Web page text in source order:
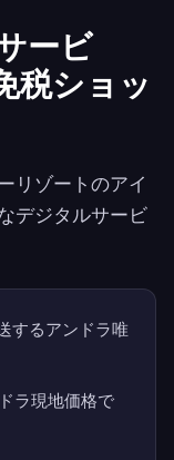
ービ
税ショッ
リゾートのアイ
デジタルサービ
するアンドラ唯
ラ現地価格で